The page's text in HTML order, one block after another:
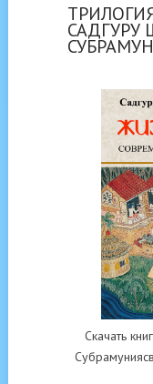
САДГУРУ
Скачать